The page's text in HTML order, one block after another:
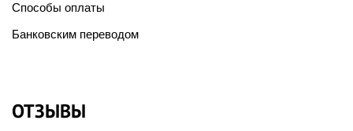
Способы оплаты
Банковским переводом
ОТЗЫВЫ